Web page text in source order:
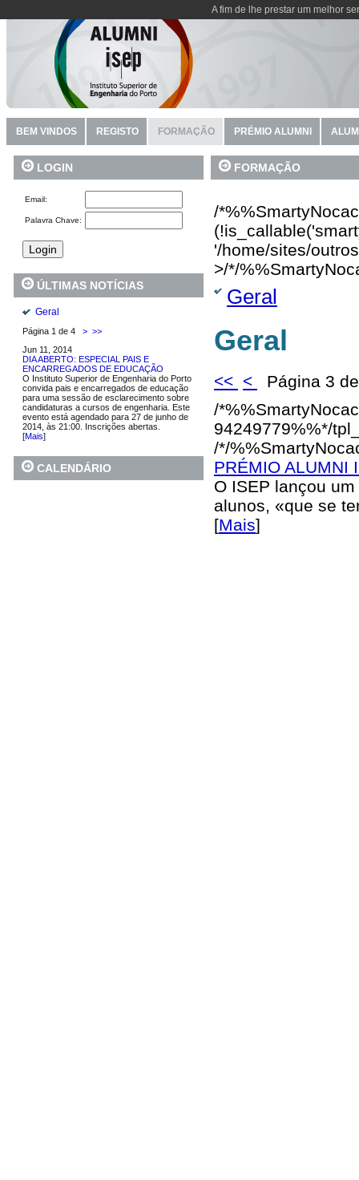
A fim de lhe prestar um melhor
BEM VINDOS REGISTO FORMAÇÃO PRÉMIO ALUMNI
LOGIN
Email:
Palavra Chave:
ÚLTIMAS NOTÍCIAS
Geral
Página 1 de 4 > >>
Jun 11, 2014
DIA ABERTO: ESPECIAL PAIS E
ENCARREGADOS DE EDUCAÇÃO
O Instituto Superior de Engenharia do Porto
convida pais e encarregados de educação
para uma sessão de esclarecimento sobre
candidaturas a cursos de engenharia. Este
evento está agendado para 27 de junho de
2014, às 21:00. Inscrições abertas.
[Mais]
CALENDÁRIO
FORMAÇÃO
/
'/home/sites/
>/*/
Geral
Geral
<< <
Página 3
/
94249779%%*/
/*/
PRÉMIO ALUMNI
O ISEP lançou
alunos, «que se
[Mais]